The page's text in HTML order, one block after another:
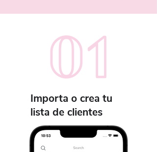
Importa o crea tu
lista de clientes